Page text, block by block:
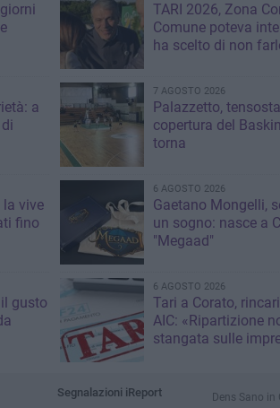
TARI 2026, Zona
Comune poteva
ha scelto di non
a
7 AGOSTO 2026
Palazzetto,
copertura del
torna
la vive
fino
6 AGOSTO 2026
Gaetano Mongelli,
un sogno: nasce a
"Megaad"
gusto
6 AGOSTO 2026
Tari a Corato,
AIC: «Ripartizione
stangata sulle
Segnalazioni iReport
Dens Sano in